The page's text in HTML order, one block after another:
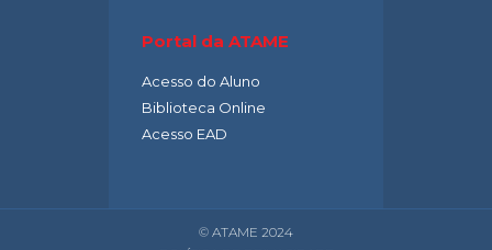
Portal da ATAME
Acesso do Aluno
Biblioteca Online
Acesso EAD
© ATAME 2024